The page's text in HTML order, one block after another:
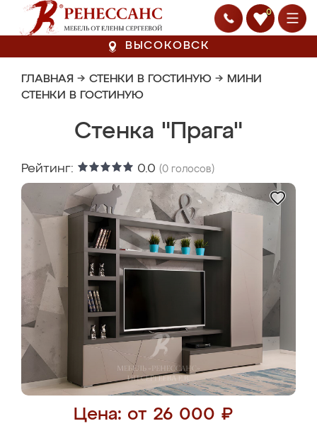
0
ВЫСОКОВСК
ГЛАВНАЯ → СТЕНКИ В ГОСТИНУЮ → МИНИ
СТЕНКИ В ГОСТИНУЮ
Стенка "Прага"
Рейтинг: 0.0 (0 голосов)
Цена: от 26 000 ₽